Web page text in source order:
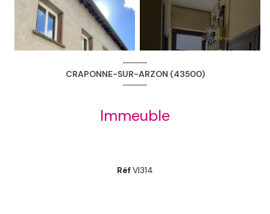
+31
CRAPONNE-SUR-ARZON (43500)
Immeuble
RéfVI314